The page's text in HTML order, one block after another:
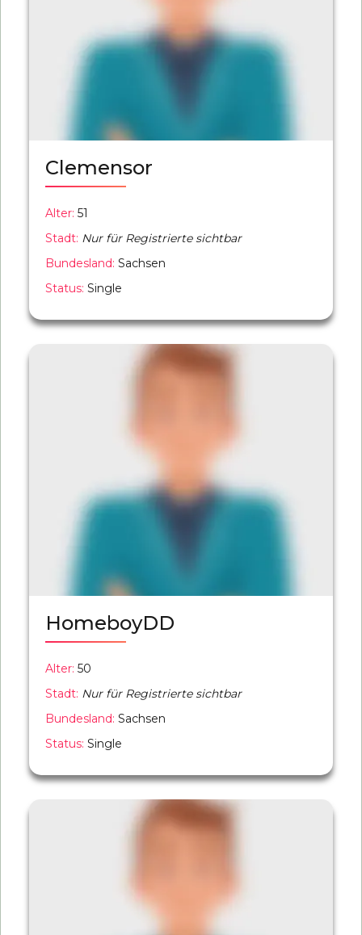
Clemensor
Alter: 51
Stadt: Nur für Registrierte sichtbar
Bundesland: Sachsen
Status: Single
HomeboyDD
Alter: 50
Stadt: Nur für Registrierte sichtbar
Bundesland: Sachsen
Status: Single